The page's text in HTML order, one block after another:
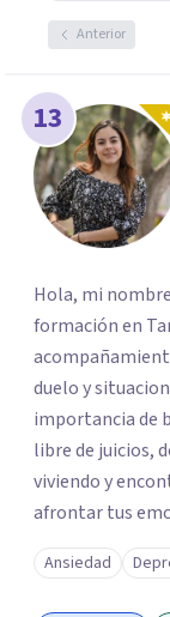
Anterior
13
Hola, mi
formación en
duelo y
importancia de
libre de juicios,
viviendo y
afrontar tus
psicológica no
permitirse
comprender lo
Ansiedad